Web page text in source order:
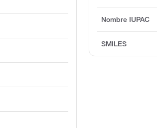
Nombre IUPAC
SMILES